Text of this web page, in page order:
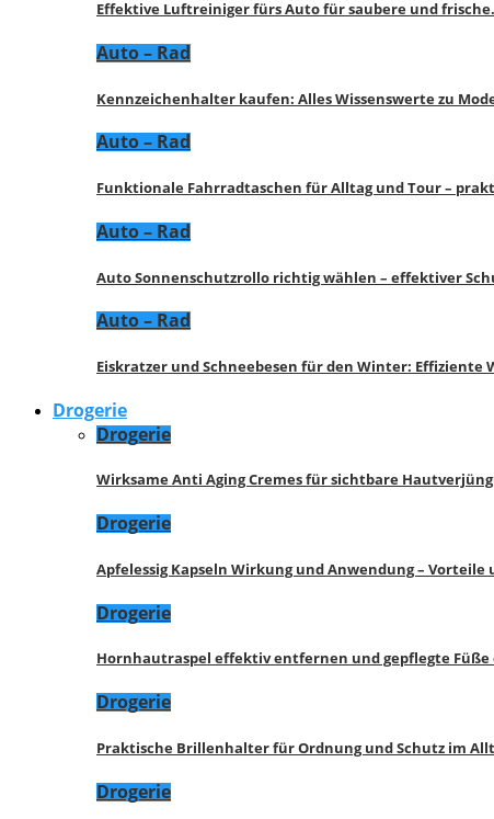
Effektive Luftreiniger fürs Auto für saubere und
Auto – Rad
Kennzeichenhalter kaufen: Alles Wissenswerte zu
Auto – Rad
Funktionale Fahrradtaschen für Alltag und Tour –
Auto – Rad
Auto Sonnenschutzrollo richtig wählen – effektiver
Auto – Rad
Eiskratzer und Schneebesen für den Winter: Effiziente
Drogerie
Drogerie
Wirksame Anti Aging Cremes für sichtbare
Drogerie
Apfelessig Kapseln Wirkung und Anwendung – Vorteile
Drogerie
Hornhautraspel effektiv entfernen und gepflegte
Drogerie
Praktische Brillenhalter für Ordnung und Schutz im
Drogerie